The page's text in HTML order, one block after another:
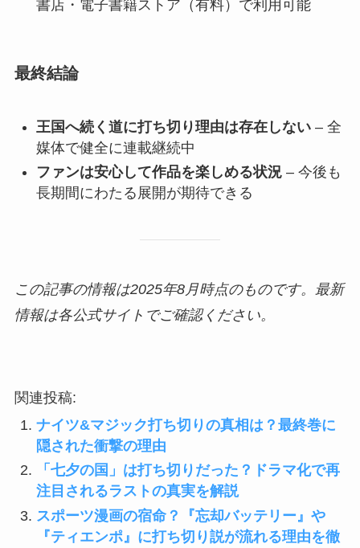
書店・電子書籍ストア（有料）で利用可能
最終結論
王国へ続く道に打ち切り理由は存在しない– 全
媒体で健全に連載継続中
ファンは安心して作品を楽しめる状況– 今後も
長期間にわたる展開が期待できる
この記事の情報は2025年8月時点のものです。最新
情報は各公式サイトでご確認ください。
関連投稿:
ナイツ&マジック打ち切りの真相は？最終巻に
隠された衝撃の理由
「七夕の国」は打ち切りだった？ドラマ化で再
注目されるラストの真実を解説
スポーツ漫画の宿命？『忘却バッテリー』や
『ティエンポ』に打ち切り説が流れる理由を徹